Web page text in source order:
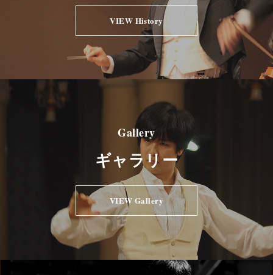
VIEW History
Gallery
ギャラリー
VIEW Gallery